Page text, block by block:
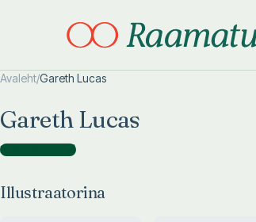
Avaleht/Gareth Lucas
Gareth Lucas
Illustraatorina )
Illustraatorina